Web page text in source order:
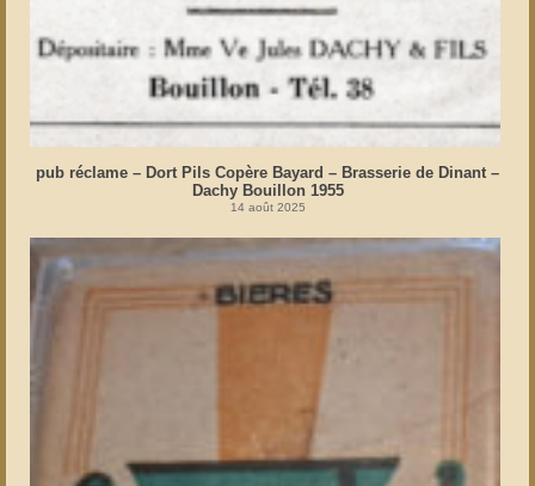
pub réclame – Dort Pils Copère Bayard – Brasserie de Dinant –
Dachy Bouillon 1955
14 août 2025